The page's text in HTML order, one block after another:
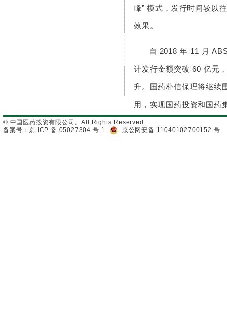
峰” 模式，发行时间较以
效果。
自 2018 年 11 月
计发行金额突破 60 亿元
升。国药朴信保理将继续
用，实现国药投资和国药
© 中国医药投资有限公司。All Rights Reserved.
备案号：京 ICP 备 05027304 号-1
京公网安备 11040102700152 号